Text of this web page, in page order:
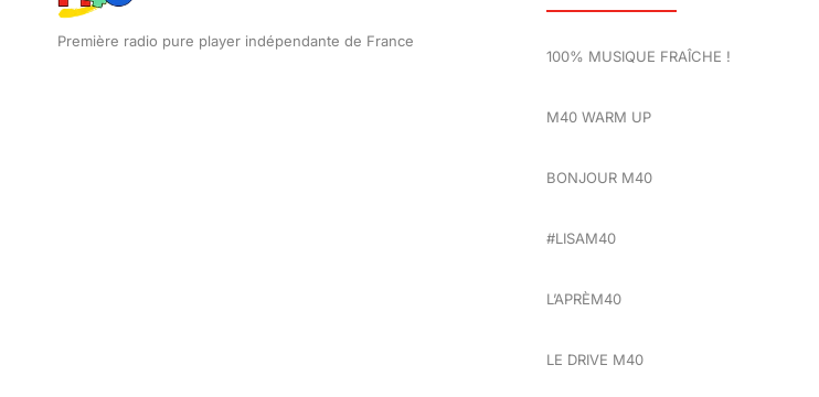
Première radio pure player indépendante de France
100% MUSIQUE FRAÎCHE !
M40 WARM UP
BONJOUR M40
#LISAM40
L’APRÈM40
LE DRIVE M40